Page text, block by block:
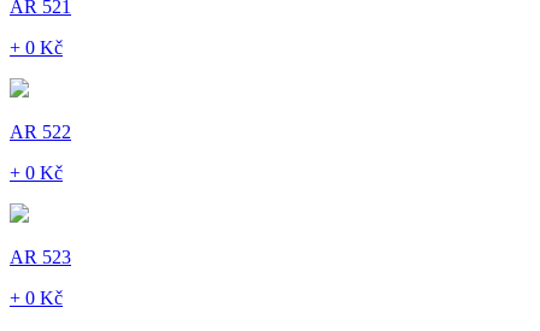
AR 521
+ 0 Kč
AR 522
+ 0 Kč
AR 523
+ 0 Kč